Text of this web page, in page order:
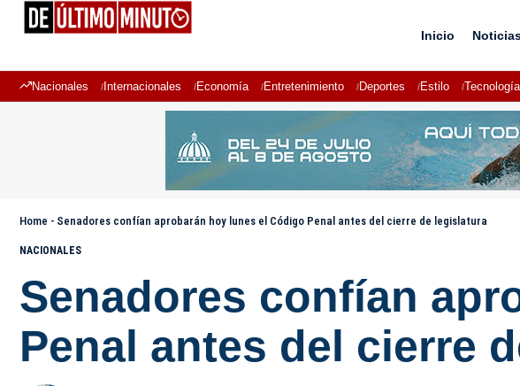
Inicio
Nacionales Internacionales Economía Entretenimiento Deportes Estilo Tecnología
Home - Senadores confían aprobarán hoy lunes el Código Penal antes del cierre de legislatura
NACIONALES
Senadores confían
Penal antes del cierre